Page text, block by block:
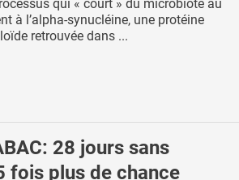
qui « court » du microbiote au
à l’alpha-synucléine, une protéine
retrouvée dans ...
28 jours sans
fois plus de chance